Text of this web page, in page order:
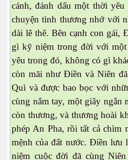
cánh, đánh dấu một thời
chuyện tình thương nhớ với
dài lê thê. Bên cạnh con gái,
gì kỹ niệm trong đời với
yêu trong đó, không có gì
còn mãi như Điền và Niên
Quì và được bao bọc với
cùng nắm tay, một giây
còn thương, và thương hoài
phép An Pha, rồi tất cả chìm
mệnh của đất nước. Điền
niệm cuộc đời đã cùng